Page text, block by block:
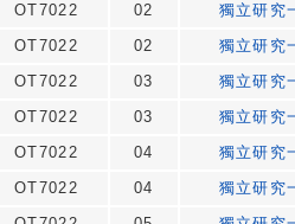
OT7022 02
獨立研究
OT7022 02
獨立研究
OT7022 03
獨立研究
OT7022 03
獨立研究
OT7022 04
獨立研究
OT7022 04
獨立研究